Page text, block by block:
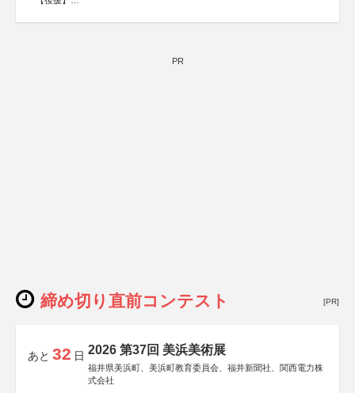
会、森林火災対策協会
PR
締め切り直前コンテスト [PR]
あと 32 日 2026 第37回 美浜美術展
福井県美浜町、美浜町教育委員会、福井新聞社、関西電力株
式会社